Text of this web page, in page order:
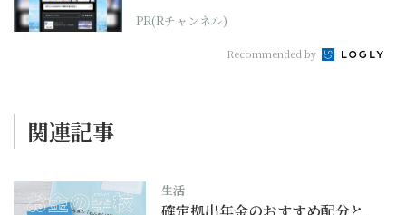
PR(Rチャンネル)
Recommended by
関連記事
生活